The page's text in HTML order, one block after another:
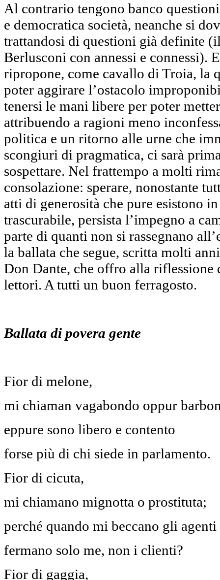
Al contrario tengono banco
e democratica società, neanche si
trattandosi di questioni già definite
Berlusconi con annessi e connessi).
ripropone, come cavallo di Troia, la
poter aggirare l’ostacolo
tenersi le mani libere per poter
attribuendo a ragioni meno
politica e un ritorno alle urne che
scongiuri di pragmatica, ci sarà
sospettare. Nel frattempo a molti
consolazione: sperare, nonostante
atti di generosità che pure esistono
trascurabile, persista l’impegno a
parte di quanti non si rassegnano
la ballata che segue, scritta molti
Don Dante, che offro alla riflessione
lettori. A tutti un buon ferragosto.
Ballata di povera gente
Fior di melone,
mi chiaman vagabondo oppur
eppure sono libero e contento
forse più di chi siede in parlamento.
Fior di cicuta,
mi chiamano mignotta o prostituta;
perché quando mi beccano gli agenti
fermano solo me, non i clienti?
Fior di gaggia,